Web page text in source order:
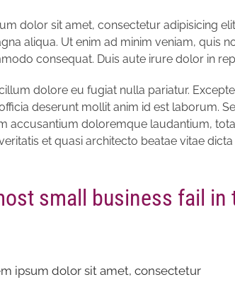
dolor sit amet, consectetur adipisicing
aliqua. Ut enim ad minim veniam, quis
consequat. Duis aute irure dolor in
dolore eu fugiat nulla pariatur.
deserunt mollit anim id est laborum.
accusantium doloremque laudantium,
et quasi architecto beatae vitae
small business fail in
ipsum dolor sit amet, consectetur